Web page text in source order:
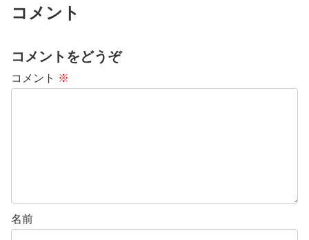
コメント
コメントをどうぞ
コメント ※
名前